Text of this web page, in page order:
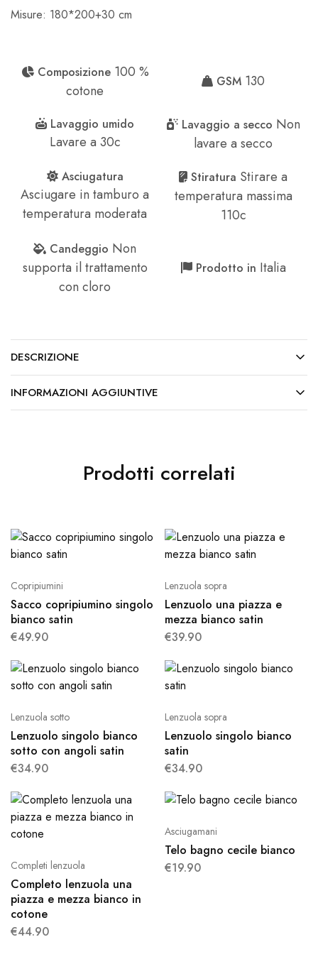
Misure: 180*200+30 cm
Composizione 100 %
cotone
GSM 130
Lavaggio umido
Lavare a 30c
Lavaggio a secco Non
lavare a secco
Asciugatura
Asciugare in tamburo a
temperatura moderata
Stiratura Stirare a
temperatura massima
110c
Candeggio Non
supporta il trattamento
con cloro
Prodotto in Italia
DESCRIZIONE
INFORMAZIONI AGGIUNTIVE
Prodotti correlati
Copripiumini
Sacco copripiumino singolo
bianco satin
€49.90
Lenzuola sopra
Lenzuolo una piazza e
mezza bianco satin
€39.90
Lenzuola sotto
Lenzuolo singolo bianco
sotto con angoli satin
€34.90
Lenzuola sopra
Lenzuolo singolo bianco
satin
€34.90
Completi lenzuola
Completo lenzuola una
piazza e mezza bianco in
cotone
€44.90
Asciugamani
Telo bagno cecile bianco
€19.90